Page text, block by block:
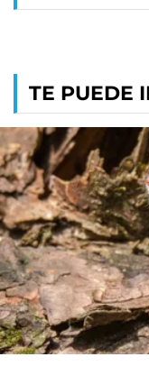
TE PUEDE